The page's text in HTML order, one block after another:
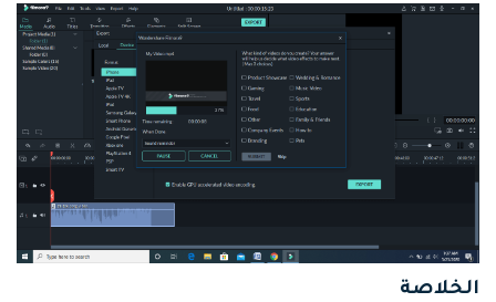
الخلاصة